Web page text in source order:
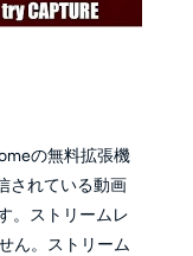
の無料拡張機
されている動画
。ストリームレ
ん。ストリーム